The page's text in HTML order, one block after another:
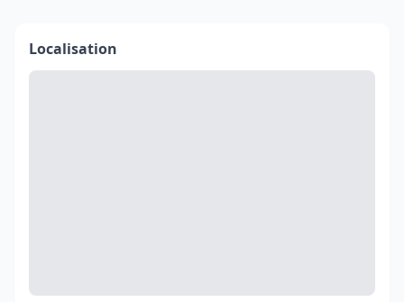
Localisation